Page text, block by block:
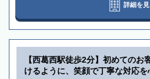
詳細を見
【西葛西駅徒歩2分】初めてのお
けるように、笑顔で丁寧な対応